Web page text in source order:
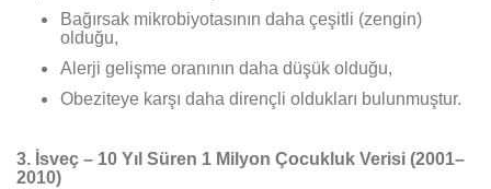
Bağırsak mikrobiyotasının daha çeşitli (zengin)
olduğu,
Alerji gelişme oranının daha düşük olduğu,
Obeziteye karşı daha dirençli oldukları bulunmuştur.
3. İsveç – 10 Yıl Süren 1 Milyon Çocukluk Verisi (2001–
2010)